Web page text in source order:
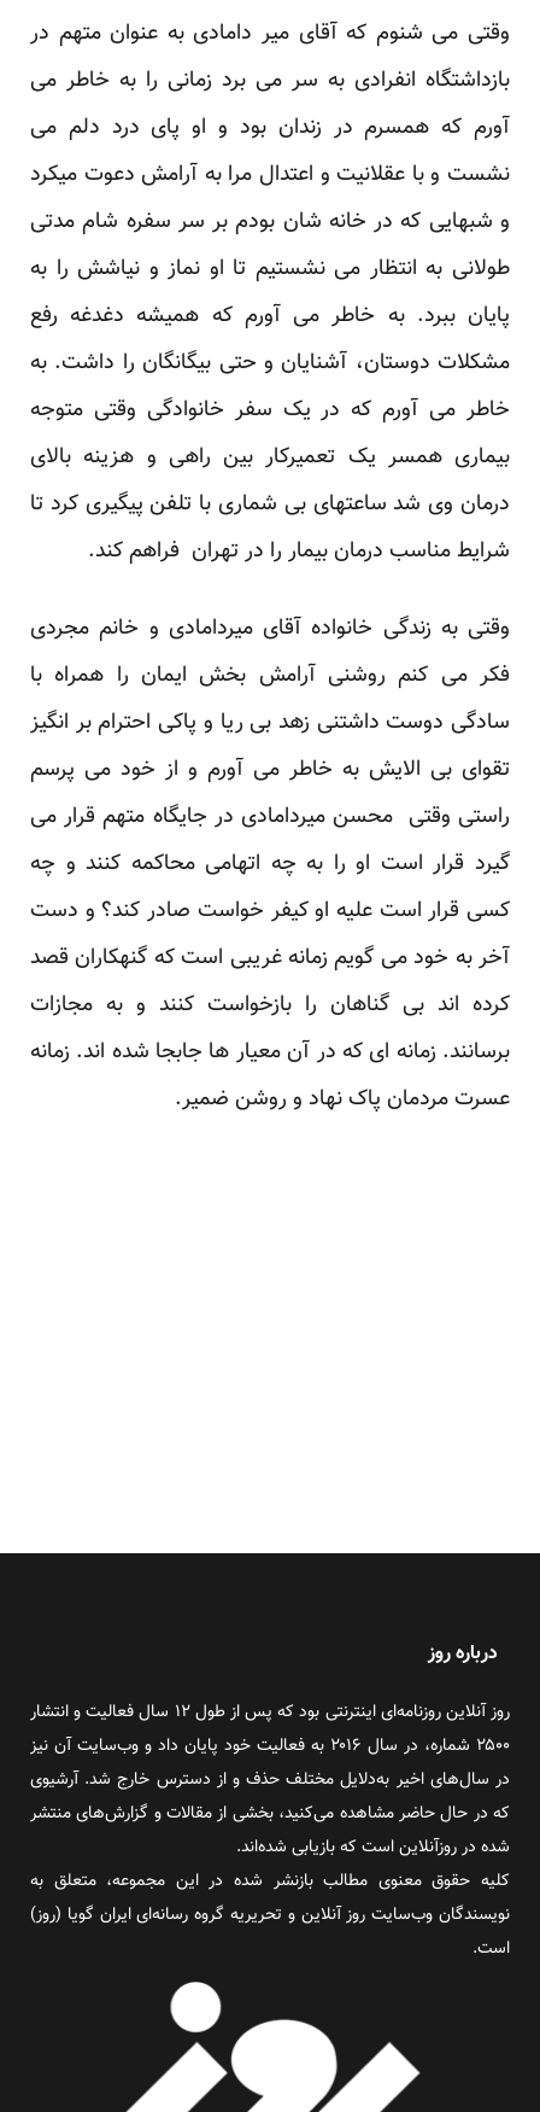
وقتی می شنوم که آقای میر دامادی به عنوان متهم در
بازداشتگاه انفرادی به سر می برد زمانی را به خاطر می
آورم که همسرم در زندان بود و او پای درد دلم می
نشست و با عقلانیت و اعتدال مرا به آرامش دعوت میکرد
و شبهایی که در خانه شان بودم بر سر سفره شام مدتی
طولانی به انتظار می نشستیم تا او نماز و نیاشش را به
پایان ببرد. به خاطر می آورم که همیشه دغدغه رفع
مشکلات دوستان، آشنایان و حتی بیگانگان را داشت. به
خاطر می آورم که در یک سفر خانوادگی وقتی متوجه
بیماری همسر یک تعمیرکار بین راهی و هزینه بالای
درمان وی شد ساعتهای بی شماری با تلفن پیگیری کرد تا
شرایط مناسب درمان بیمار را در تهران فراهم کند.
وقتی به زندگی خانواده آقای میردامادی و خانم مجردی
فکر می کنم روشنی آرامش بخش ایمان را همراه با
سادگی دوست داشتنی زهد بی ریا و پاکی احترام بر انگیز
تقوای بی الایش به خاطر می آورم و از خود می پرسم
راستی وقتی محسن میردامادی در جایگاه متهم قرار می
گیرد قرار است او را به چه اتهامی محاکمه کنند و چه
کسی قرار است علیه او کیفر خواست صادر کند؟ و دست
آخر به خود می گویم زمانه غریبی است که گنهکاران قصد
کرده اند بی گناهان را بازخواست کنند و به مجازات
برسانند. زمانه ای که در آن معیار ها جابجا شده اند. زمانه
عسرت مردمان پاک نهاد و روشن ضمیر.
درباره روز
روز آنلاین روزنامه‌ای اینترنتی بود که پس از طول ۱۲ سال فعالیت و انتشار
۲۵۰۰ شماره، در سال ۲۰۱۶ به فعالیت خود پایان داد و وب‌سایت آن نیز
در سال‌های اخیر به‌دلایل مختلف حذف و از دسترس خارج شد. آرشیوی
که در حال حاضر مشاهده می‌کنید، بخشی از مقالات و گزارش‌های منتشر
شده در روزآنلاین است که بازیابی شده‌اند.
کلیه حقوق معنوی مطالب بازنشر شده در این مجموعه، متعلق به
نویسندگان وب‌سایت روز آنلاین و تحریریه گروه رسانه‌ای ایران گویا (روز)
است.